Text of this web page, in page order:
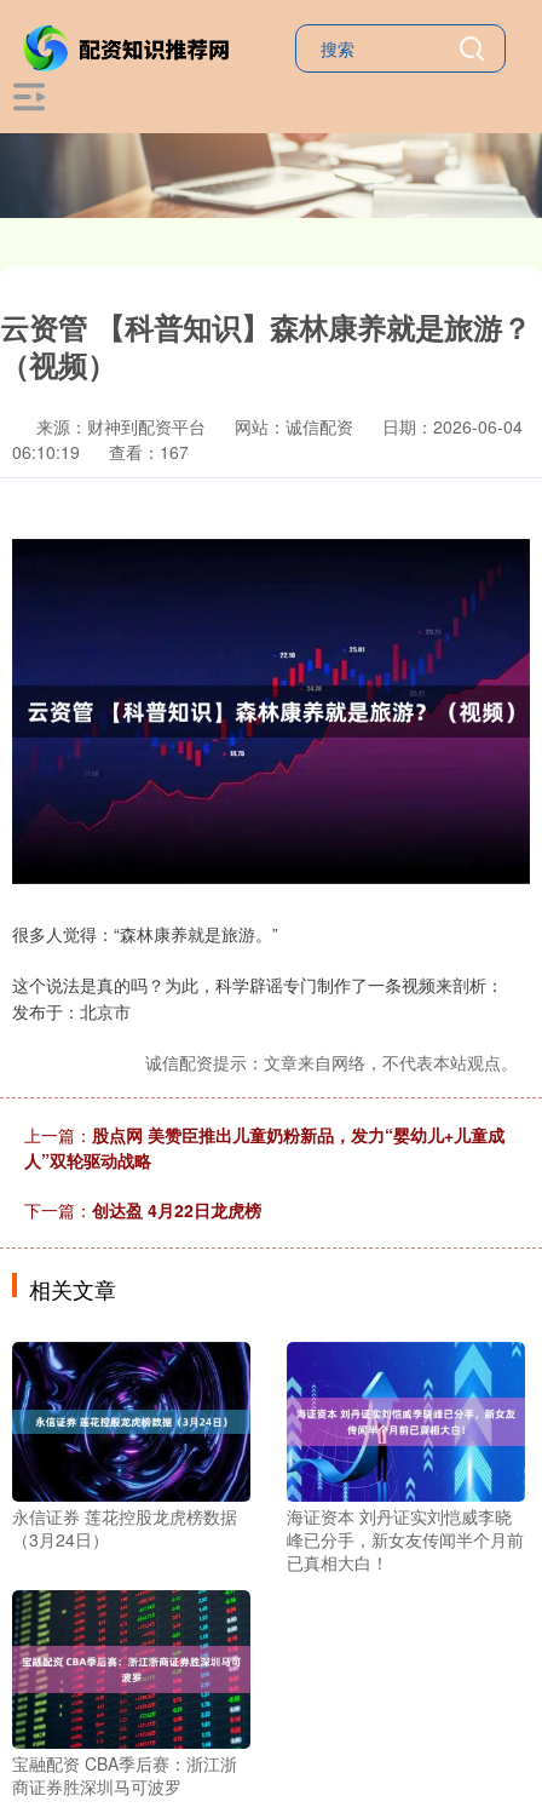
云资管 【科普知识】森林康养就是旅游？
（视频）
来源：财神到配资平台 网站：诚信配资
日期：2026-06-04
06:10:19
查看：167
很多人觉得：“森林康养就是旅游。”
这个说法是真的吗？为此，科学辟谣专门制作了一条视频来剖析：
发布于：北京市
诚信配资提示：文章来自网络，不代表本站观点。
上一篇： 股点网 美赞臣推出儿童奶粉新品，发力“婴幼儿+儿童成
人”双轮驱动战略
下一篇： 创达盈 4月22日龙虎榜
相关文章
永信证券 莲花控股龙虎榜数据
（3月24日）
海证资本 刘丹证实刘恺威李晓
峰已分手，新女友传闻半个月前
已真相大白！
宝融配资 CBA季后赛：浙江浙
商证券胜深圳马可波罗